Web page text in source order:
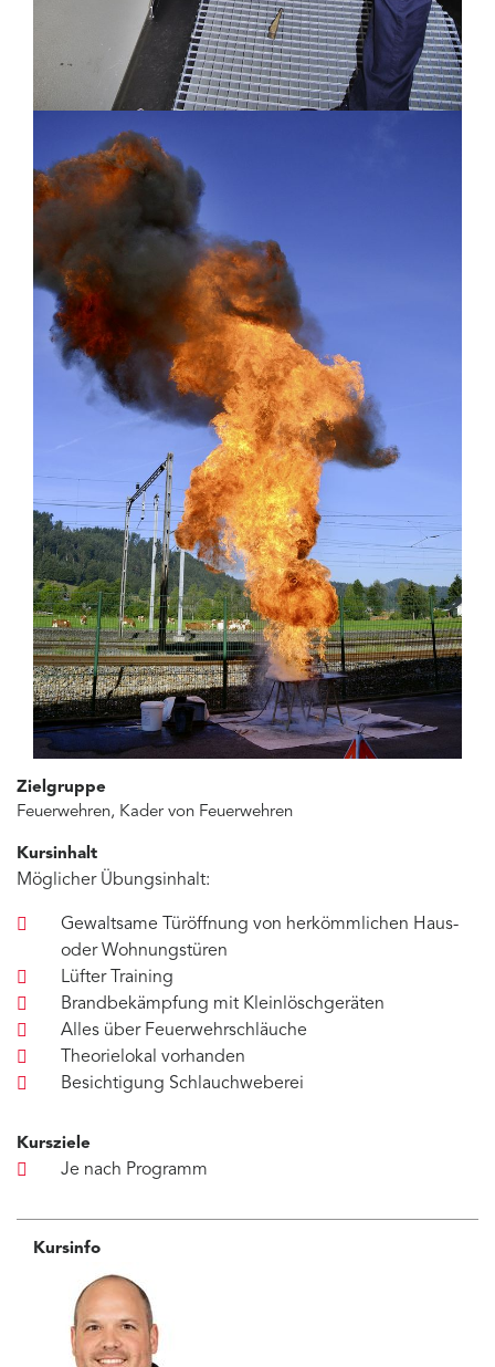
Zielgruppe
Feuerwehren, Kader von Feuerwehren
Kursinhalt
Möglicher Übungsinhalt:
Gewaltsame Türöffnung von herkömmlichen Haus-
oder Wohnungstüren
Lüfter Training
Brandbekämpfung mit Kleinlöschgeräten
Alles über Feuerwehrschläuche
Theorielokal vorhanden
Besichtigung Schlauchweberei
Kursziele
Je nach Programm
Kursinfo